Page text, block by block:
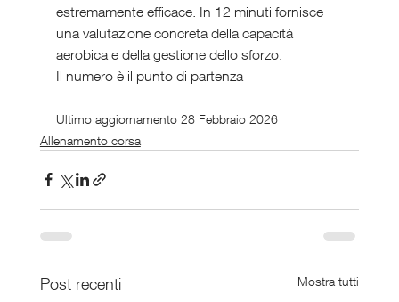
estremamente efficace. In 12 minuti fornisce
una valutazione concreta della capacità
aerobica e della gestione dello sforzo.
Il numero è il punto di partenza
Ultimo aggiornamento 28 Febbraio 2026
Allenamento corsa
Post recenti Mostra tutti